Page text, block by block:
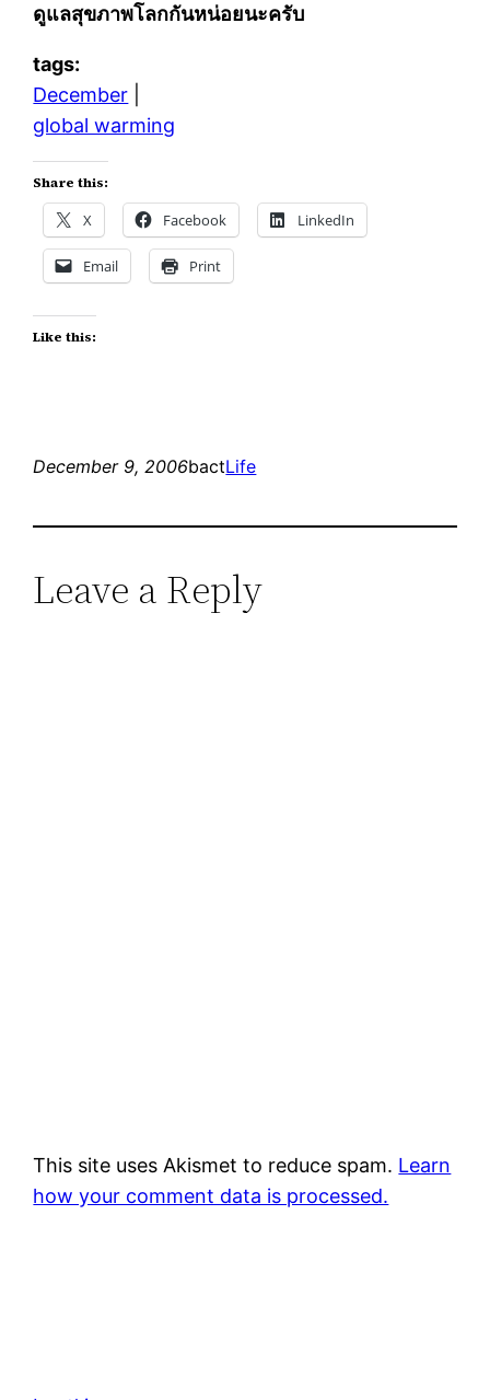
ดูแลสุขภาพโลกกันหน่อยนะครับ
tags:
December
global warming
Share this:
X Facebook LinkedIn
Email Print
Like this:
December 9, 2006bactLife
Leave a Reply
This site uses Akismet to reduce spam. Learn
how your comment data is processed.